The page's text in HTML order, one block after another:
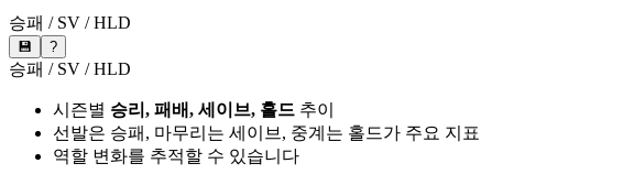
승패 / SV / HLD
💾 ?
승패 / SV / HLD
시즌별 승리, 패배, 세이브, 홀드 추이
선발은 승패, 마무리는 세이브, 중계는 홀드가 주요 지표
역할 변화를 추적할 수 있습니다